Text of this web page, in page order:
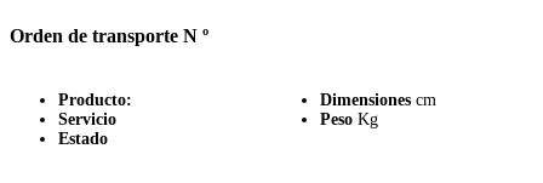
Orden de transporte N º
Producto:
Servicio
Estado
Dimensiones cm
Peso Kg